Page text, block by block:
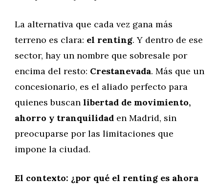
La alternativa que cada vez gana más
terreno es clara: el renting. Y dentro de ese
sector, hay un nombre que sobresale por
encima del resto: Crestanevada. Más que un
concesionario, es el aliado perfecto para
quienes buscan libertad de movimiento,
ahorro y tranquilidad en Madrid, sin
preocuparse por las limitaciones que
impone la ciudad.
El contexto: ¿por qué el renting es ahora